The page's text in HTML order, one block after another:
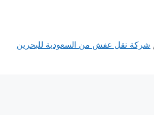
, شركة نقل عفش من السعودية للبحرين